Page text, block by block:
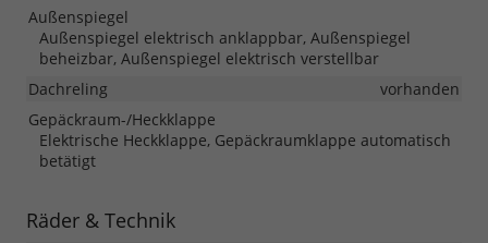
Außenspiegel
Außenspiegel elektrisch anklappbar, Außenspiegel
beheizbar, Außenspiegel elektrisch verstellbar
Dachreling
vorhanden
Gepäckraum-/Heckklappe
Elektrische Heckklappe, Gepäckraumklappe automatisch
betätigt
Räder & Technik